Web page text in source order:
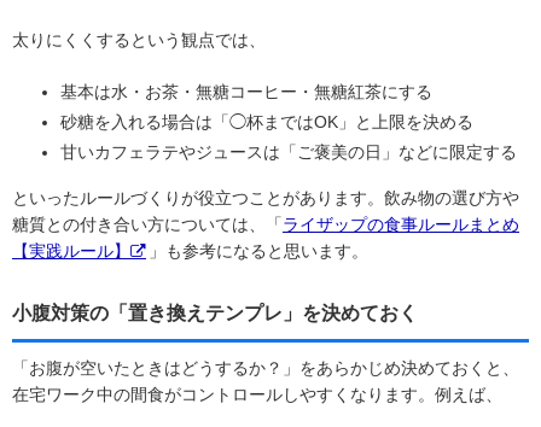
太りにくくするという観点では、
基本は水・お茶・無糖コーヒー・無糖紅茶にする
砂糖を入れる場合は「◯杯まではOK」と上限を決める
甘いカフェラテやジュースは「ご褒美の日」などに限定する
といったルールづくりが役立つことがあります。飲み物の選び方や
糖質との付き合い方については、「ライザップの食事ルールまとめ
【実践ルール】
」も参考になると思います。
小腹対策の「置き換えテンプレ」を決めておく
「お腹が空いたときはどうするか？」をあらかじめ決めておくと、
在宅ワーク中の間食がコントロールしやすくなります。例えば、